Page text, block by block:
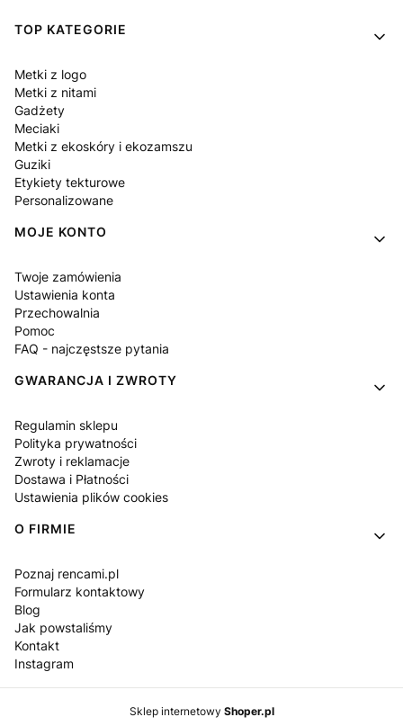
Linki w stopce
TOP KATEGORIE
Metki z logo
Metki z nitami
Gadżety
Meciaki
Metki z ekoskóry i ekozamszu
Guziki
Etykiety tekturowe
Personalizowane
MOJE KONTO
Twoje zamówienia
Ustawienia konta
Przechowalnia
Pomoc
FAQ - najczęstsze pytania
GWARANCJA I ZWROTY
Regulamin sklepu
Polityka prywatności
Zwroty i reklamacje
Dostawa i Płatności
Ustawienia plików cookies
O FIRMIE
Poznaj rencami.pl
Formularz kontaktowy
Blog
Jak powstaliśmy
Kontakt
Instagram
Sklep internetowy Shoper.pl